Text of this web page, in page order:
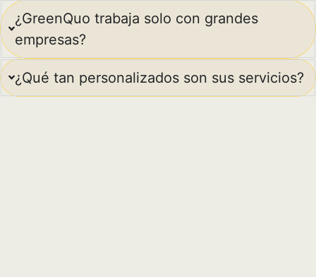
¿GreenQuo trabaja solo con grandes
empresas?
¿Qué tan personalizados son sus servicios?